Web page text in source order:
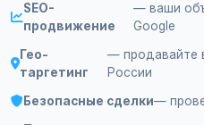
SEO-
продвижение
— ваши
Google
Гео-
таргетинг
— продавайте
России
Безопасные сделки—